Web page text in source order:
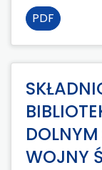
PDF
WOJNY